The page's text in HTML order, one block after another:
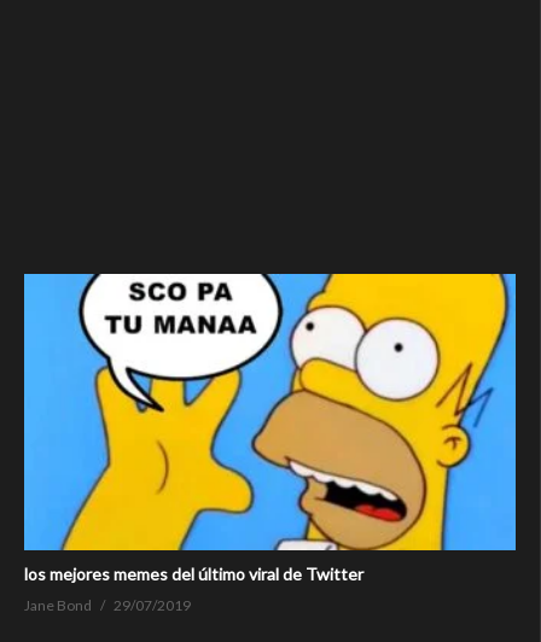
los mejores memes del último viral de Twitter
Jane Bond 29/07/2019